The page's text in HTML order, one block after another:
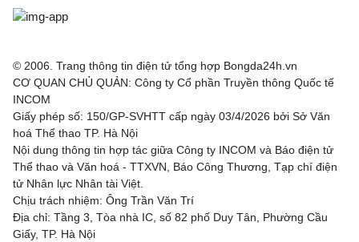
© 2006. Trang thông tin điện tử tổng hợp Bongda24h.vn
CƠ QUAN CHỦ QUẢN: Công ty Cổ phần Truyền thông Quốc tế
INCOM
Giấy phép số: 150/GP-SVHTT cấp ngày 03/4/2026 bởi Sở Văn
hoá Thể thao TP. Hà Nội
Nội dung thông tin hợp tác giữa Công ty INCOM và Báo điện tử
Thể thao và Văn hoá - TTXVN, Báo Công Thương, Tạp chí điện
tử Nhân lực Nhân tài Việt.
Chịu trách nhiệm: Ông Trần Văn Trí
Địa chỉ: Tầng 3, Tòa nhà IC, số 82 phố Duy Tân, Phường Cầu
Giấy, TP. Hà Nội